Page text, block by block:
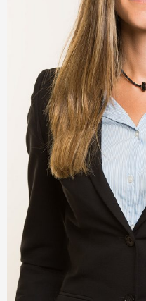
- Mag. Sonja Marschall MMP
- Sebastian Marschall LL.B.
- Benjamin Messner
- Franziska Tangerner
- Klaus Fehringer
- Daniela Kral
- Mia Sunshine Steiner
- Dilara Özdemir